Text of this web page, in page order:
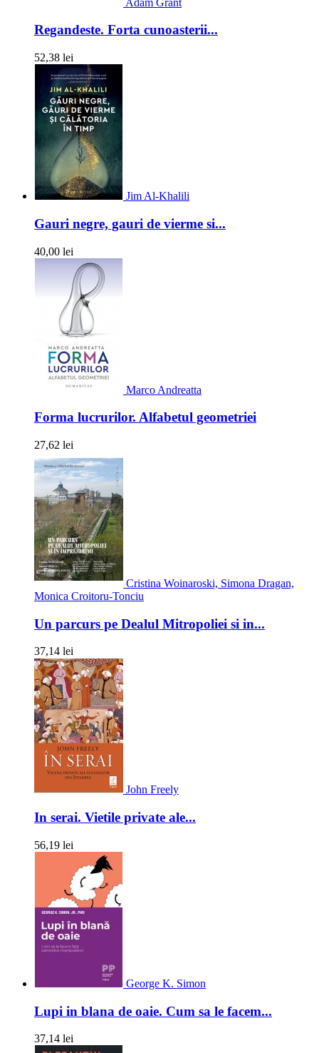
Regandeste. Forta cunoasterii...
52,38 lei
Jim Al-Khalili
Gauri negre, gauri de vierme si...
40,00 lei
Marco Andreatta
Forma lucrurilor. Alfabetul geometriei
27,62 lei
Cristina Woinaroski, Simona Dragan,
Monica Croitoru-Tonciu
Un parcurs pe Dealul Mitropoliei si in...
37,14 lei
John Freely
In serai. Vietile private ale...
56,19 lei
George K. Simon
Lupi in blana de oaie. Cum sa le facem...
37,14 lei